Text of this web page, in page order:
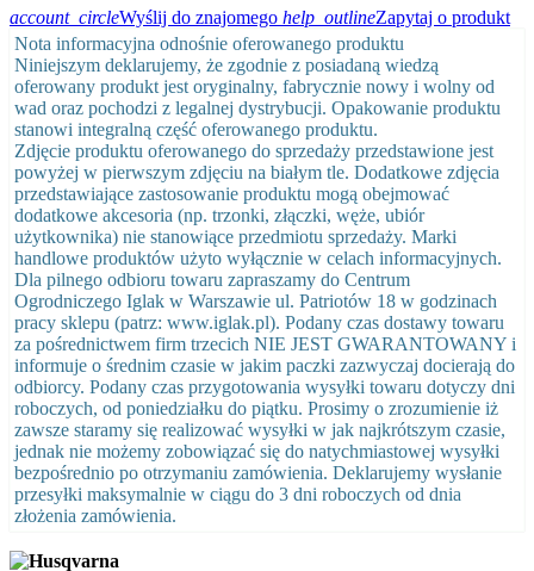
account_circleWyślij do znajomego help_outlineZapytaj o produkt
Nota informacyjna odnośnie oferowanego produktu
Niniejszym deklarujemy, że zgodnie z posiadaną wiedzą
oferowany produkt jest oryginalny, fabrycznie nowy i wolny od
wad oraz pochodzi z legalnej dystrybucji. Opakowanie produktu
stanowi integralną część oferowanego produktu.
Zdjęcie produktu oferowanego do sprzedaży przedstawione jest
powyżej w pierwszym zdjęciu na białym tle. Dodatkowe zdjęcia
przedstawiające zastosowanie produktu mogą obejmować
dodatkowe akcesoria (np. trzonki, złączki, węże, ubiór
użytkownika) nie stanowiące przedmiotu sprzedaży. Marki
handlowe produktów użyto wyłącznie w celach informacyjnych.
Dla pilnego odbioru towaru zapraszamy do Centrum
Ogrodniczego Iglak w Warszawie ul. Patriotów 18 w godzinach
pracy sklepu (patrz: www.iglak.pl). Podany czas dostawy towaru
za pośrednictwem firm trzecich NIE JEST GWARANTOWANY i
informuje o średnim czasie w jakim paczki zazwyczaj docierają do
odbiorcy. Podany czas przygotowania wysyłki towaru dotyczy dni
roboczych, od poniedziałku do piątku. Prosimy o zrozumienie iż
zawsze staramy się realizować wysyłki w jak najkrótszym czasie,
jednak nie możemy zobowiązać się do natychmiastowej wysyłki
bezpośrednio po otrzymaniu zamówienia. Deklarujemy wysłanie
przesyłki maksymalnie w ciągu do 3 dni roboczych od dnia
złożenia zamówienia.